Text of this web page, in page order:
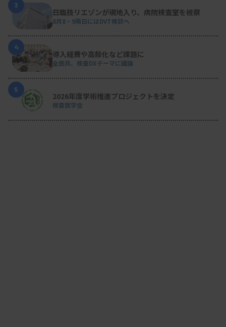
3
日臨技リエゾンが現地入り、病院検査室を視察
8月8・9両日にはDVT検診へ
4
導入経費や高齢化など課題に
全医共、検査DXテーマに議論
5
2026年度学術推進プロジェクトを決定
検査医学会